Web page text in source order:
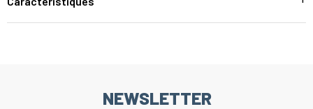
NEWSLETTER